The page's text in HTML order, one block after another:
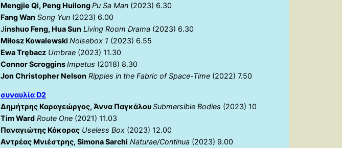
Mengjie Qi, Peng HuilongPu Sa Man (2023) 6.30
Fang Wan Song Yun (2023) 6.00
Jinshuo Feng, Hua Sun Living Room Drama (2023) 6.30
Miłosz Kowalewski Noisebox 1 (2023) 6.55
Ewa Trębacz Umbrae (2023) 11.30
Connor ScrogginsImpetus (2018) 8.30
Jon Christopher Nelson Ripples in the Fabric of Space-Time (2022) 7.50
συναυλία D2
Δημήτρης Καραγεώργος, Άννα ΠαγκάλουSubmersible Bodies (2023) 10
Tim Ward Route One (2021) 11.03
Παναγιώτης Κόκορας Useless Box (2023) 12.00
Αντρέας Μνιέστρης, Simona Sarchi Νaturae/Continua (2023) 9.00